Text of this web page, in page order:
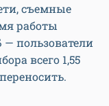
съемные
работы
— пользователи
всего 1,55